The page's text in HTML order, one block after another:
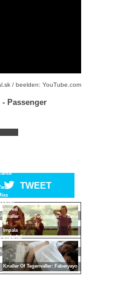
/ beelden: YouTube.com
Passenger
TWEET
Knaller Of Tegenvaller: Tame
Impala
Montreal
Doet
Knaller Of Tegenvaller: Faberyayo